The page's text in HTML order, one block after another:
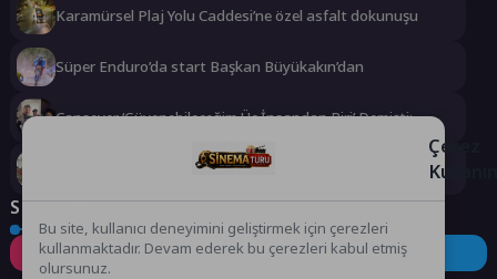
Karamürsel Plaj Yolu Caddesi’ne özel asfalt dokunuşu
Süper Enduro’da start Başkan Büyükakın’dan
Cansever ‘Güvenebileceğim Üç İnsandan Biri’ Demişti:
Büyükşehir, çocukları afetlere karşı bilinçlendiriyor
Sosyal Medya
Instagram Facebook Twitter
Çerez
Bu site, kullanıcı deneyimini geliştirmek için çerezleri
kullanmaktadır. Devam ederek bu çerezleri kabul etmiş
olursunuz.